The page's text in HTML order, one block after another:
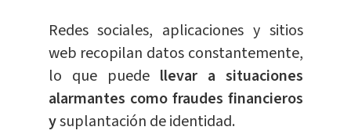
Redes sociales, aplicaciones y sitios
web recopilan datos constantemente,
lo que puede llevar a situaciones
alarmantes como fraudes financieros
ysuplantación de identidad.